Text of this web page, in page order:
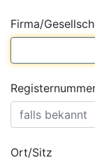
Firma/
Ort/Sitz